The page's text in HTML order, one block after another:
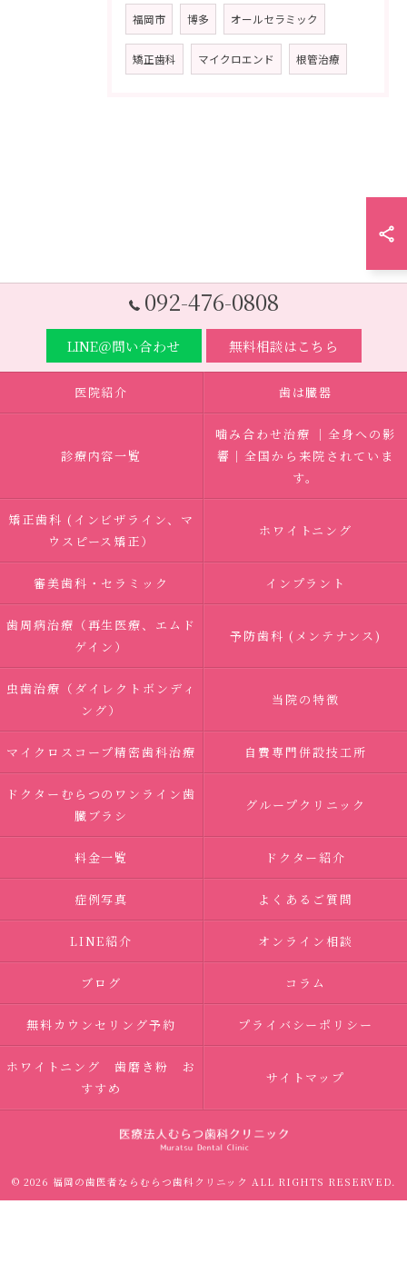
福岡市 博多 オールセラミック
矯正歯科 マイクロエンド 根管治療
092-476-0808
LINE＠問い合わせ 無料相談はこちら
医院紹介 歯は臓器
診療内容一覧
噛み合わせ治療 ｜全身への影
響｜全国から来院されていま
す。
矯正歯科 (インビザライン、マ
ウスピース矯正）
ホワイトニング
審美歯科・セラミック インプラント
歯周病治療（再生医療、エムド
ゲイン）
予防歯科 (メンテナンス)
虫歯治療（ダイレクトボンディ
ング）
当院の特徴
マイクロスコープ精密歯科治療 自費専門併設技工所
ドクターむらつのワンライン歯
臓ブラシ
グループクリニック
料金一覧 ドクター紹介
症例写真 よくあるご質問
LINE紹介 オンライン相談
ブログ コラム
無料カウンセリング予約 プライバシーポリシー
ホワイトニング 歯磨き粉 お
すすめ
サイトマップ
© 2026 福岡の歯医者ならむらつ歯科クリニック ALL RIGHTS RESERVED.